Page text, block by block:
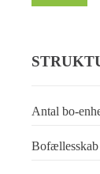
Antal bo-
Bofællesskab